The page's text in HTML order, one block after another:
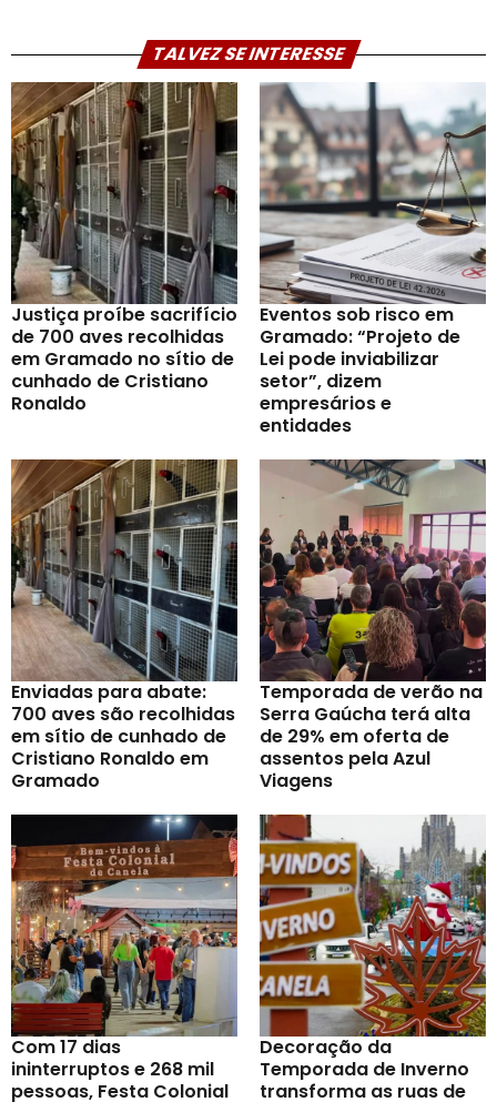
TALVEZ SE INTERESSE
Justiça proíbe sacrifício
de 700 aves recolhidas
em Gramado no sítio de
cunhado de Cristiano
Ronaldo
Eventos sob risco em
Gramado: “Projeto de
Lei pode inviabilizar
setor”, dizem
empresários e
entidades
Enviadas para abate:
700 aves são recolhidas
em sítio de cunhado de
Cristiano Ronaldo em
Gramado
Temporada de verão na
Serra Gaúcha terá alta
de 29% em oferta de
assentos pela Azul
Viagens
Com 17 dias
ininterruptos e 268 mil
pessoas, Festa Colonial
Decoração da
Temporada de Inverno
transforma as ruas de